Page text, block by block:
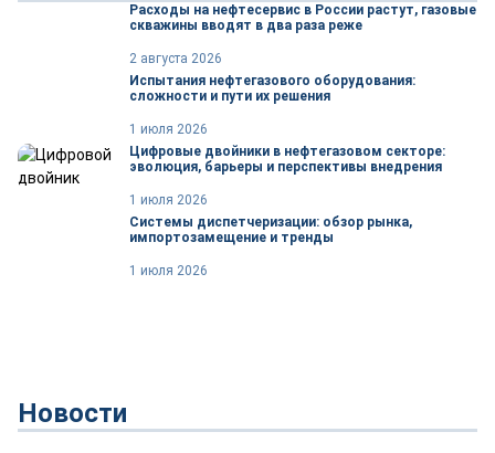
Расходы на нефтесервис в России растут, газовые
скважины вводят в два раза реже
2 августа 2026
Испытания нефтегазового оборудования:
сложности и пути их решения
1 июля 2026
Цифровые двойники в нефтегазовом секторе:
эволюция, барьеры и перспективы внедрения
1 июля 2026
Системы диспетчеризации: обзор рынка,
импортозамещение и тренды
1 июля 2026
Новости